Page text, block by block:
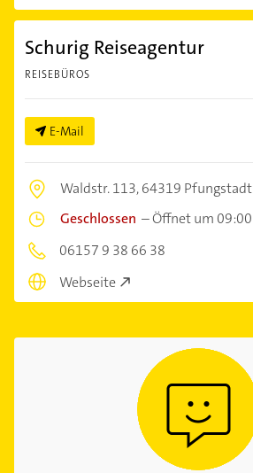
Schurig Reiseagentur
REISEBÜROS
E-Mail
Waldstr. 113,64319 Pfungstadt
Geschlossen –Öffnet um 09:00
06157 9 38 66 38
Webseite